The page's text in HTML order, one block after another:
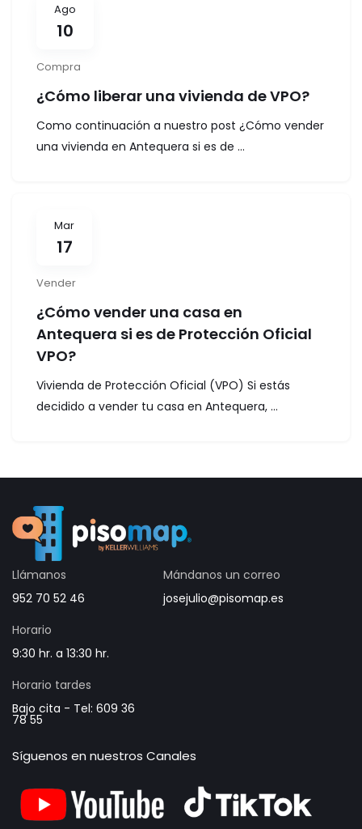
Ago
10
Compra
¿Cómo liberar una vivienda de VPO?
Como continuación a nuestro post ¿Cómo vender
una vivienda en Antequera si es de ...
Mar
17
Vender
¿Cómo vender una casa en
Antequera si es de Protección Oficial
VPO?
Vivienda de Protección Oficial (VPO) Si estás
decidido a vender tu casa en Antequera, ...
Llámanos
952 70 52 46
Mándanos un correo
josejulio@pisomap.es
Horario
9:30 hr. a 13:30 hr.
Horario tardes
Bajo cita - Tel: 609 36
78 55
Síguenos en nuestros Canales